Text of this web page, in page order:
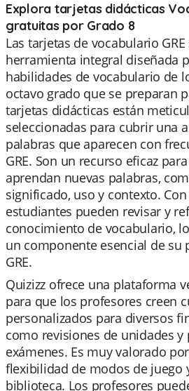
Explora tarjetas didácticas
gratuitas por Grado 8
Las tarjetas de vocabulario
herramienta integral diseñada
habilidades de vocabulario de
octavo grado que se preparan
tarjetas didácticas están
seleccionadas para cubrir una
palabras que aparecen con
GRE. Son un recurso eficaz
aprendan nuevas palabras,
significado, uso y contexto.
estudiantes pueden revisar y
conocimiento de vocabulario,
un componente esencial de su
GRE.
Quizizz ofrece una plataforma
para que los profesores creen
personalizados para diversos
como revisiones de unidades y
exámenes. Es muy valorado
flexibilidad de modos de juego
biblioteca. Los profesores